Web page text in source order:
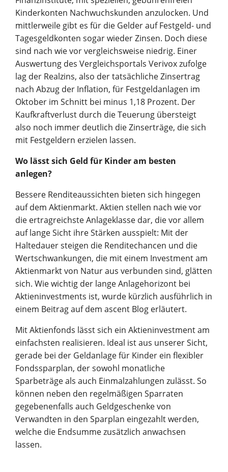
Kinderkonten Nachwuchskunden anzulocken. Und
mittlerweile gibt es für die Gelder auf Festgeld- und
Tagesgeldkonten sogar wieder Zinsen. Doch diese
sind nach wie vor vergleichsweise niedrig. Einer
Auswertung des Vergleichsportals Verivox zufolge
lag der Realzins, also der tatsächliche Zinsertrag
nach Abzug der Inflation, für Festgeldanlagen im
Oktober im Schnitt bei minus 1,18 Prozent. Der
Kaufkraftverlust durch die Teuerung übersteigt
also noch immer deutlich die Zinserträge, die sich
mit Festgeldern erzielen lassen.
Wo lässt sich Geld für Kinder am besten
anlegen?
Bessere Renditeaussichten bieten sich hingegen
auf dem Aktienmarkt. Aktien stellen nach wie vor
die ertragreichste Anlageklasse dar, die vor allem
auf lange Sicht ihre Stärken ausspielt: Mit der
Haltedauer steigen die Renditechancen und die
Wertschwankungen, die mit einem Investment am
Aktienmarkt von Natur aus verbunden sind, glätten
sich. Wie wichtig der lange Anlagehorizont bei
Aktieninvestments ist, wurde kürzlich ausführlich in
einem Beitrag auf dem ascent Blog erläutert.
Mit Aktienfonds lässt sich ein Aktieninvestment am
einfachsten realisieren. Ideal ist aus unserer Sicht,
gerade bei der Geldanlage für Kinder ein flexibler
Fondssparplan, der sowohl monatliche
Sparbeträge als auch Einmalzahlungen zulässt. So
können neben den regelmäßigen Sparraten
gegebenenfalls auch Geldgeschenke von
Verwandten in den Sparplan eingezahlt werden,
welche die Endsumme zusätzlich anwachsen
lassen.